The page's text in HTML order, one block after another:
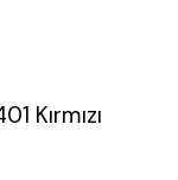
Kırmızı